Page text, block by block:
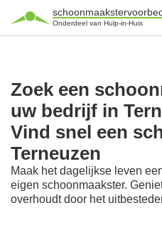
Onderdeel van Hulp-in-Huis
Zoek een
uw bedrijf in
Vind snel een
Terneuzen
Maak het dagelijkse leven
eigen schoonmaakster.
overhoudt door het